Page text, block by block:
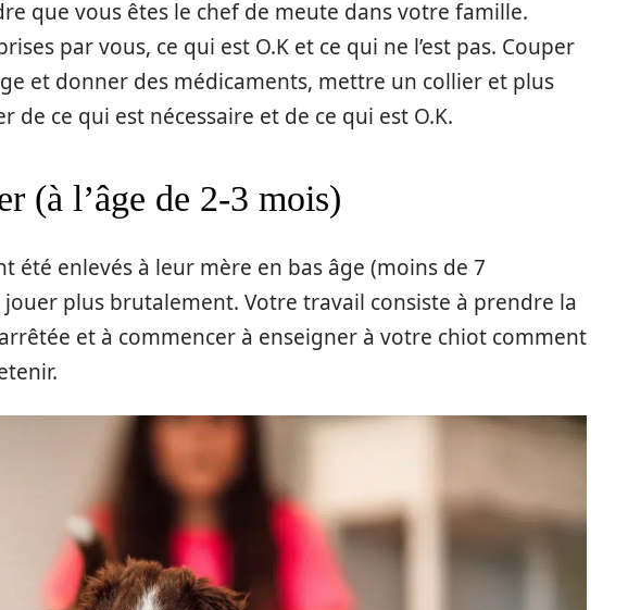
que vous êtes le chef de meute dans votre famille.
par vous, ce qui est O.K et ce qui ne l’est pas. Couper
et donner des médicaments, mettre un collier et plus
de ce qui est nécessaire et de ce qui est O.K.
(à l’âge de 2-3 mois)
été enlevés à leur mère en bas âge (moins de 7
plus brutalement. Votre travail consiste à prendre la
et à commencer à enseigner à votre chiot comment